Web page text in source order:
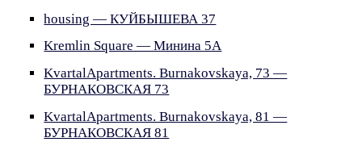
housing — КУЙБЫШЕВА 37
Kremlin Square — Минина 5А
KvartalApartments. Burnakovskaya, 73 —
БУРНАКОВСКАЯ 73
KvartalApartments. Burnakovskaya, 81 —
БУРНАКОВСКАЯ 81